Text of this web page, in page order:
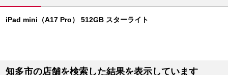
iPad mini（A17 Pro） 512GB スターライト
知多市の店舗を検索した結果を表示しています